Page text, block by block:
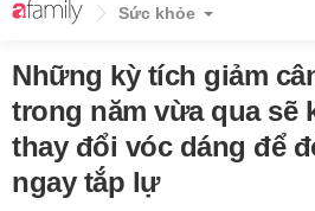
Sức khỏe
Những kỳ tích giảm
trong năm vừa qua sẽ
thay đổi vóc dáng để
ngay tắp lự